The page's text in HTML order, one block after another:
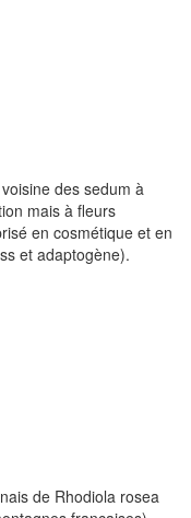
des sedum à
mais à fleurs
en cosmétique et en
et adaptogène).
de Rhodiola rosea